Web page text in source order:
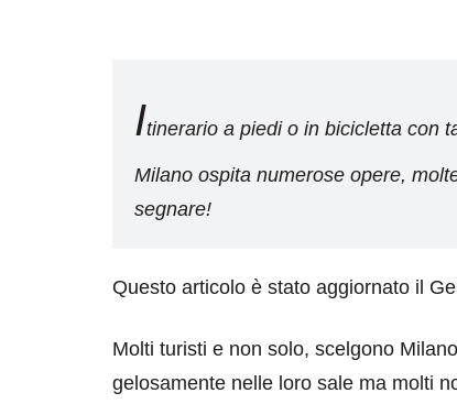
Itinerario a piedi o in bicicletta con
Milano ospita numerose opere,
segnare!
Questo articolo è stato aggiornato il
Molti turisti e non solo, scelgono
gelosamente nelle loro sale ma molti